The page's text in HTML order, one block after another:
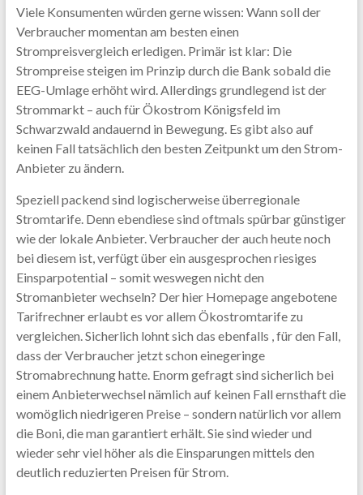
Viele Konsumenten würden gerne wissen: Wann soll der
Verbraucher momentan am besten einen
Strompreisvergleich erledigen. Primär ist klar: Die
Strompreise steigen im Prinzip durch die Bank sobald die
EEG-Umlage erhöht wird. Allerdings grundlegend ist der
Strommarkt – auch für Ökostrom Königsfeld im
Schwarzwald andauernd in Bewegung. Es gibt also auf
keinen Fall tatsächlich den besten Zeitpunkt um den Strom-
Anbieter zu ändern.
Speziell packend sind logischerweise überregionale
Stromtarife. Denn ebendiese sind oftmals spürbar günstiger
wie der lokale Anbieter. Verbraucher der auch heute noch
bei diesem ist, verfügt über ein ausgesprochen riesiges
Einsparpotential – somit weswegen nicht den
Stromanbieter wechseln? Der hier Homepage angebotene
Tarifrechner erlaubt es vor allem Ökostromtarife zu
vergleichen. Sicherlich lohnt sich das ebenfalls , für den Fall,
dass der Verbraucher jetzt schon einegeringe
Stromabrechnung hatte. Enorm gefragt sind sicherlich bei
einem Anbieterwechsel nämlich auf keinen Fall ernsthaft die
womöglich niedrigeren Preise – sondern natürlich vor allem
die Boni, die man garantiert erhält. Sie sind wieder und
wieder sehr viel höher als die Einsparungen mittels den
deutlich reduzierten Preisen für Strom.